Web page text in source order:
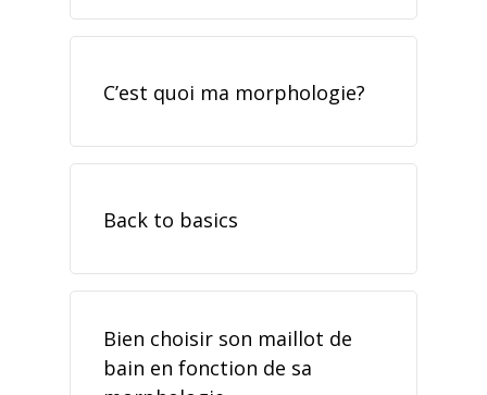
C’est quoi ma morphologie?
Back to basics
Bien choisir son maillot de
bain en fonction de sa